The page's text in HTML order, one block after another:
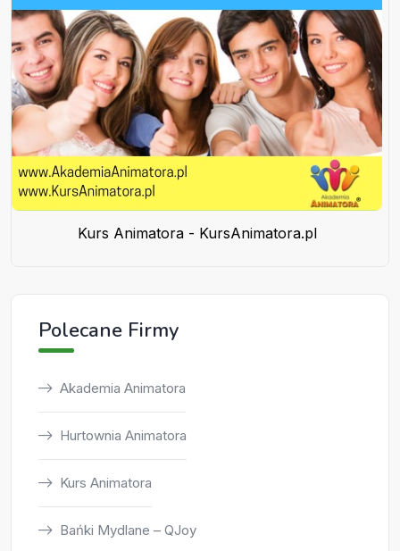
Kurs Animatora - KursAnimatora.pl
Polecane Firmy
Akademia Animatora
Hurtownia Animatora
Kurs Animatora
Bańki Mydlane – QJoy